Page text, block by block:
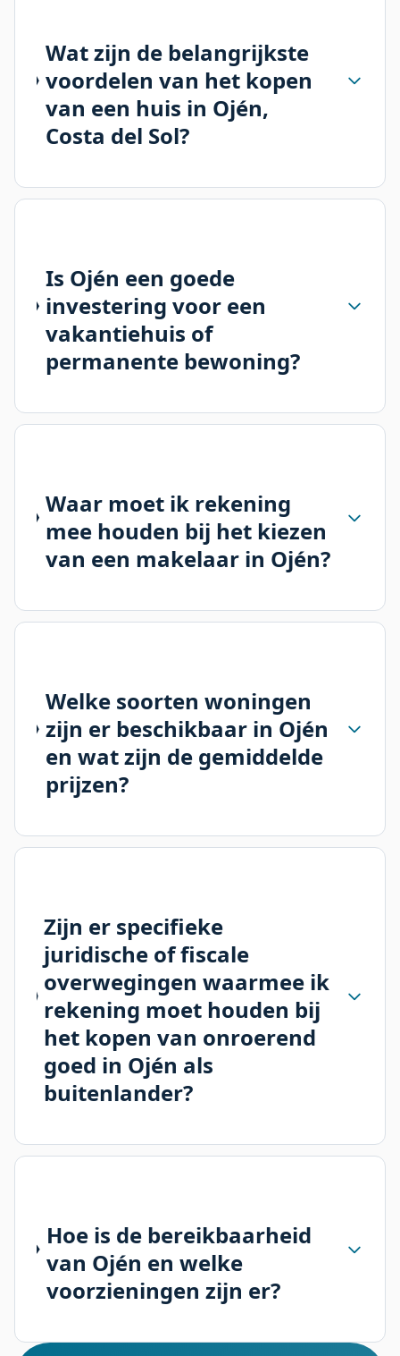
Wat zijn de belangrijkste
voordelen van het kopen
van een huis in Ojén,
Costa del Sol?
Is Ojén een goede
investering voor een
vakantiehuis of
permanente bewoning?
Waar moet ik rekening
mee houden bij het kiezen
van een makelaar in Ojén?
Welke soorten woningen
zijn er beschikbaar in Ojén
en wat zijn de gemiddelde
prijzen?
Zijn er specifieke
juridische of fiscale
overwegingen waarmee ik
rekening moet houden bij
het kopen van onroerend
goed in Ojén als
buitenlander?
Hoe is de bereikbaarheid
van Ojén en welke
voorzieningen zijn er?